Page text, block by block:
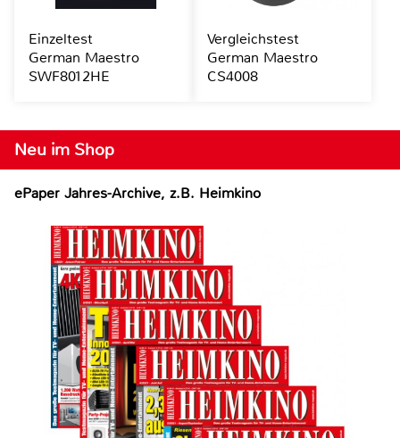
Neu im Shop
ePaper Jahres-Archive, z.B. Heimkino
Einzeltest
German Maestro
SWF8012HE
Vergleichstest
German Maestro
CS4008